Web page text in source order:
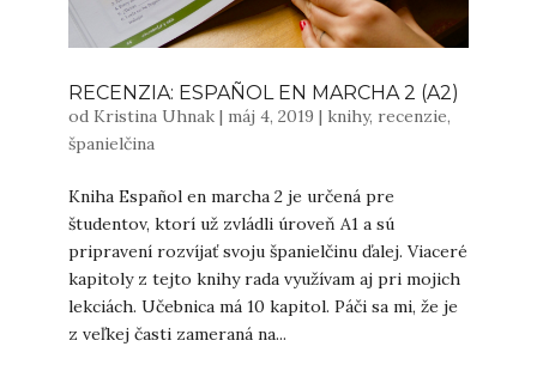
RECENZIA: ESPAÑOL EN MARCHA 2 (A2)
od Kristina Uhnak| máj 4, 2019 | knihy, recenzie,
španielčina
Kniha Español en marcha 2 je určená pre
študentov, ktorí už zvládli úroveň A1 a sú
pripravení rozvíjať svoju španielčinu ďalej. Viaceré
kapitoly z tejto knihy rada využívam aj pri mojich
lekciách. Učebnica má 10 kapitol. Páči sa mi, že je
z veľkej časti zameraná na...